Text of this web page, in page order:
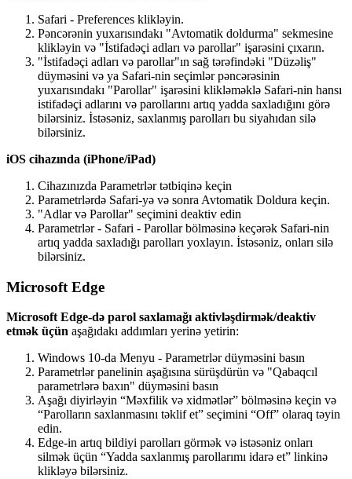
Safari - Preferences klikləyin.
Pəncərənin yuxarısındakı "Avtomatik doldurma" sekmesine
klikləyin və "İstifadəçi adları və parollar" işarəsini çıxarın.
"İstifadəçi adları və parollar"ın sağ tərəfindəki "Düzəliş"
düyməsini və ya Safari-nin seçimlər pəncərəsinin
yuxarısındakı "Parollar" işarəsini klikləməklə Safari-nin hansı
istifadəçi adlarını və parollarını artıq yadda saxladığını görə
bilərsiniz. İstəsəniz, saxlanmış parolları bu siyahıdan silə
bilərsiniz.
iOS cihazında (iPhone/iPad)
Cihazınızda Parametrlər tətbiqinə keçin
Parametrlərdə Safari-yə və sonra Avtomatik Doldura keçin.
"Adlar və Parollar" seçimini deaktiv edin
Parametrlər - Safari - Parollar bölməsinə keçərək Safari-nin
artıq yadda saxladığı parolları yoxlayın. İstəsəniz, onları silə
bilərsiniz.
Microsoft Edge
Microsoft Edge-də parol saxlamağı aktivləşdirmək/deaktiv
etmək üçün aşağıdakı addımları yerinə yetirin:
Windows 10-da Menyu - Parametrlər düyməsini basın
Parametrlər panelinin aşağısına sürüşdürün və "Qabaqcıl
parametrlərə baxın" düyməsini basın
Aşağı diyirləyin “Məxfilik və xidmətlər” bölməsinə keçin və
“Parolların saxlanmasını təklif et” seçimini “Off” olaraq təyin
edin.
Edge-in artıq bildiyi parolları görmək və istəsəniz onları
silmək üçün “Yadda saxlanmış parollarımı idarə et” linkinə
klikləyə bilərsiniz.